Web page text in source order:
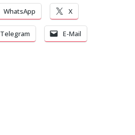
WhatsApp X
Telegram E-Mail